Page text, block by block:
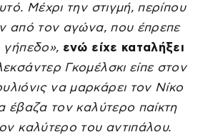
Μέχρι την στιγμή, περίπου
από τον αγώνα, που έπρεπε
γήπεδο», ενώ είχε καταλήξει
Γκομέλσκι είπε στον
να μαρκάρει τον Νίκο
έβαζα τον καλύτερο παίκτη
καλύτερο του αντιπάλου.